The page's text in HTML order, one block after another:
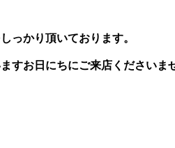
っかり頂いております。
すお日にちにご来店くださいま